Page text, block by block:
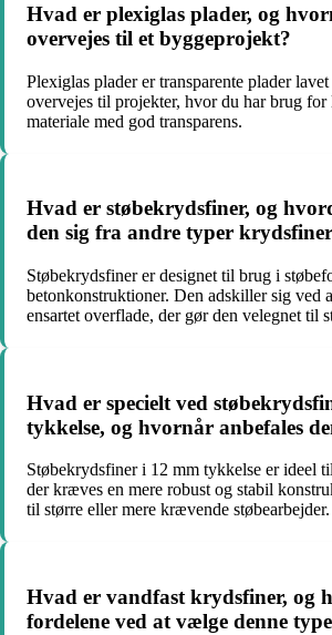
Hvad er plexiglas plader, og
overvejes til et byggeprojekt?
Plexiglas plader er transparente plader
overvejes til projekter, hvor du har brug
materiale med god transparens.
Hvad er støbekrydsfiner, og
den sig fra andre typer
Støbekrydsfiner er designet til brug i
betonkonstruktioner. Den adskiller sig ved
ensartet overflade, der gør den velegnet til
Hvad er specielt ved
tykkelse, og hvornår anbefales
Støbekrydsfiner i 12 mm tykkelse er ideel
der kræves en mere robust og stabil
til større eller mere krævende støbearbejder.
Hvad er vandfast krydsfiner, og
fordelene ved at vælge denne